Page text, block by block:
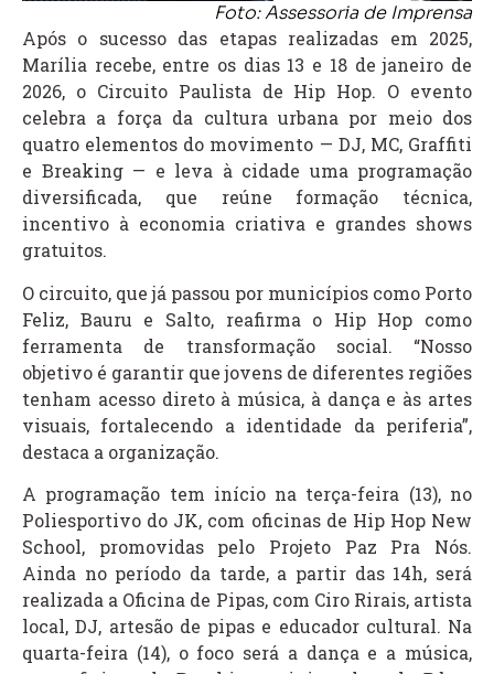
Foto: Assessoria de Imprensa
Após o sucesso das etapas realizadas em 2025,
Marília recebe, entre os dias 13 e 18 de janeiro de
2026, o Circuito Paulista de Hip Hop. O evento
celebra a força da cultura urbana por meio dos
quatro elementos do movimento — DJ, MC, Graffiti
e Breaking — e leva à cidade uma programação
diversificada, que reúne formação técnica,
incentivo à economia criativa e grandes shows
gratuitos.
O circuito, que já passou por municípios como Porto
Feliz, Bauru e Salto, reafirma o Hip Hop como
ferramenta de transformação social. “Nosso
objetivo é garantir que jovens de diferentes regiões
tenham acesso direto à música, à dança e às artes
visuais, fortalecendo a identidade da periferia”,
destaca a organização.
A programação tem início na terça-feira (13), no
Poliesportivo do JK, com oficinas de Hip Hop New
School, promovidas pelo Projeto Paz Pra Nós.
Ainda no período da tarde, a partir das 14h, será
realizada a Oficina de Pipas, com Ciro Rirais, artista
local, DJ, artesão de pipas e educador cultural. Na
quarta-feira (14), o foco será a dança e a música,